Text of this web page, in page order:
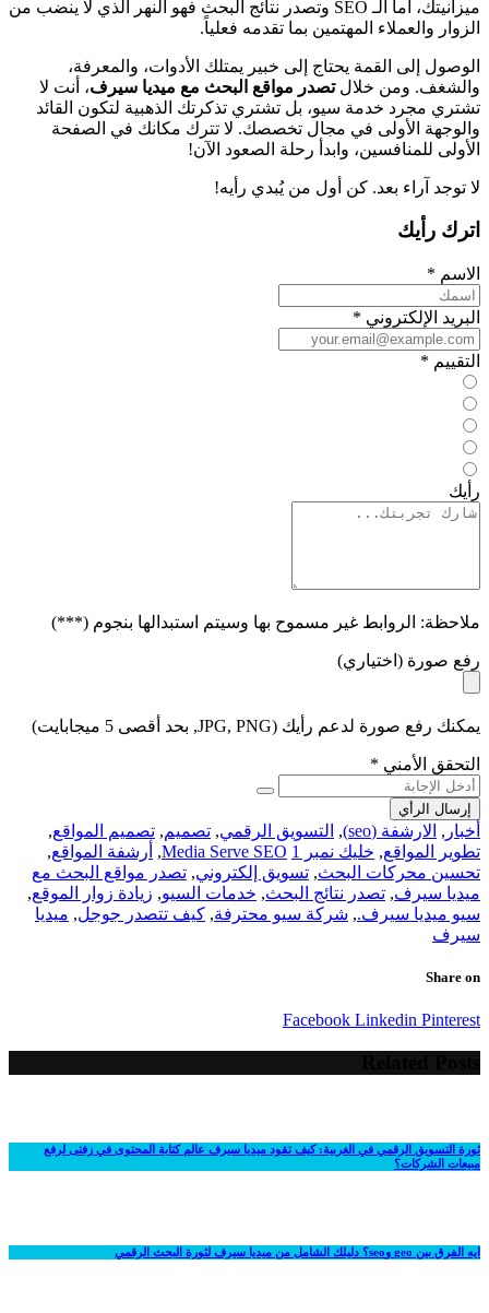
ميزانيتك، أما الـ SEO وتصدر نتائج البحث فهو النهر الذي لا ينضب من
الزوار والعملاء المهتمين بما تقدمه فعلياً.
الوصول إلى القمة يحتاج إلى خبير يمتلك الأدوات، والمعرفة،
والشغف. ومن خلالتصدر مواقع البحث مع ميديا سيرف، أنت لا
تشتري مجرد خدمة سيو، بل تشتري تذكرتك الذهبية لتكون القائد
والوجهة الأولى في مجال تخصصك. لا تترك مكانك في الصفحة
الأولى للمنافسين، وابدأ رحلة الصعود الآن!
لا توجد آراء بعد. كن أول من يُبدي رأيه!
اترك رأيك
الاسم *
البريد الإلكتروني *
التقييم *
رأيك
ملاحظة: الروابط غير مسموح بها وسيتم استبدالها بنجوم (***)
رفع صورة (اختياري)
يمكنك رفع صورة لدعم رأيك (JPG, PNG, بحد أقصى 5 ميجابايت)
التحقق الأمني *
إرسال الرأي
أخبار , الارشفة (seo) , التسويق الرقمي, تصميم, تصميم المواقع,
تطوير المواقع, خليك نمبر 1 Media Serve SEO
, أرشفة المواقع,
تحسين محركات البحث, تسويق إلكتروني, تصدر مواقع البحث مع
ميديا سيرف, تصدر نتائج البحث, خدمات السيو, زيادة زوار الموقع,
سيو ميديا سيرف., شركة سيو محترفة, كيف تتصدر جوجل, ميديا
سيرف
Share on
Facebook Linkedin Pinterest
ثورة التسويق الرقمي في الغربية: كيف تقود ميديا سيرف عالم كتابة المحتوى في زفتى لرفع
مبيعات الشركات؟
ايه الفرق بين geo وseo؟ دليلك الشامل من ميديا سيرف لثورة البحث الرقمي